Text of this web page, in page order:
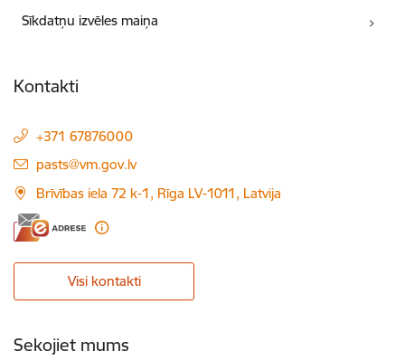
Sīkdatņu izvēles maiņa
Kontakti
+371 67876000
E-pasts:
pasts@vm.gov.lv
Brīvības iela 72 k-1, Rīga LV-1011, Latvija
Visi kontakti
Sekojiet mums